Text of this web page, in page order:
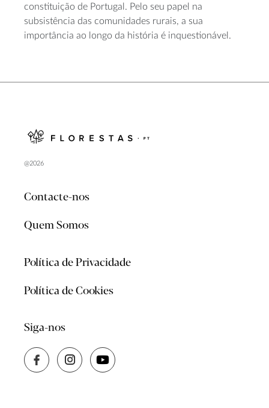
constituição de Portugal. Pelo seu papel na
subsistência das comunidades rurais, a sua
importância ao longo da história é inquestionável.
@2026
Contacte-nos
Quem Somos
Política de Privacidade
Política de Cookies
Siga-nos